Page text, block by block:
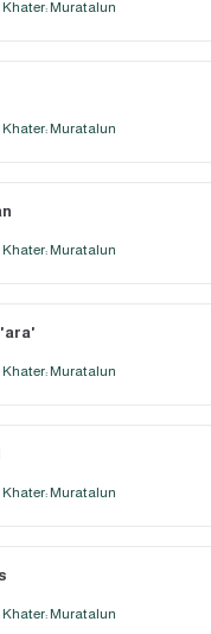
Khater: Muratalun
Khater: Muratalun
Khater: Muratalun
Khater: Muratalun
Khater: Muratalun
Khater: Muratalun